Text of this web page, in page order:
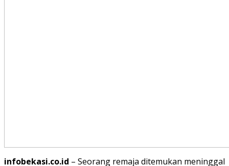
infobekasi.co.id – Seorang remaja ditemukan meninggal